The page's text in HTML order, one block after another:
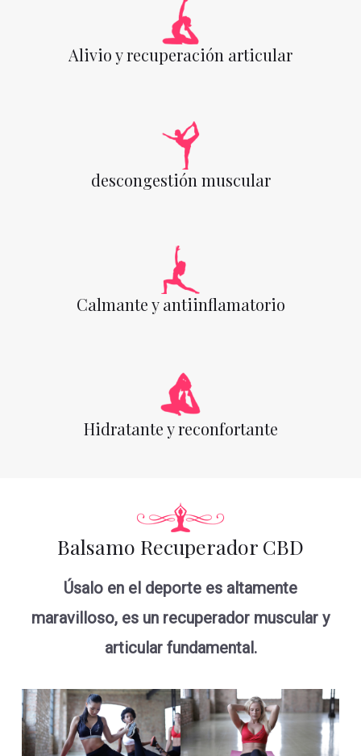
Alivio y recuperación articular
descongestión muscular
Calmante y antiinflamatorio
Hidratante y reconfortante
Balsamo Recuperador CBD
Úsalo en el deporte es altamente
maravilloso, es un recuperador muscular y
articular fundamental.